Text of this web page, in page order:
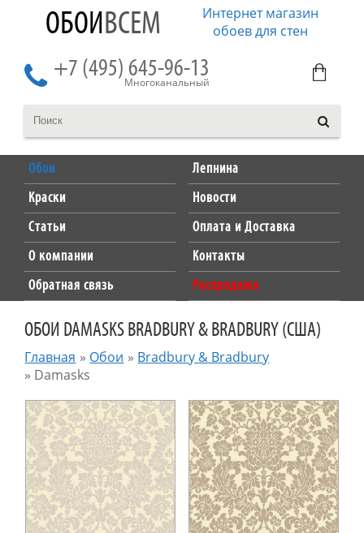
ОБОИВСЕМ
Интернет магазин
обоев для стен
+7 (495) 645-96-13
Многоканальный
Обои
Лепнина
Краски
Новости
Статьи
Оплата и Доставка
О компании
Контакты
Обратная связь
Распродажа
ОБОИ DAMASKS BRADBURY & BRADBURY (США)
Главная » Обои » Bradbury & Bradbury
» Damasks